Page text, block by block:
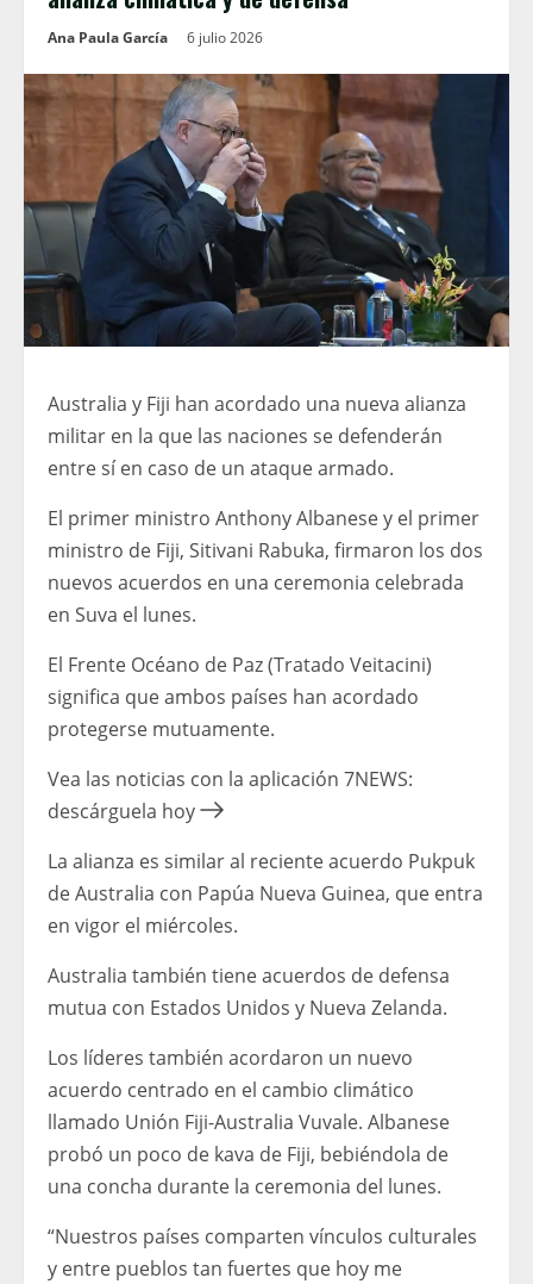
Ana Paula García 6 julio 2026
Australia y Fiji han acordado una nueva alianza
militar en la que las naciones se defenderán
entre sí en caso de un ataque armado.
El primer ministro Anthony Albanese y el primer
ministro de Fiji, Sitivani Rabuka, firmaron los dos
nuevos acuerdos en una ceremonia celebrada
en Suva el lunes.
El Frente Océano de Paz (Tratado Veitacini)
significa que ambos países han acordado
protegerse mutuamente.
Vea las noticias con la aplicación 7NEWS:
descárguela hoy
La alianza es similar al reciente acuerdo Pukpuk
de Australia con Papúa Nueva Guinea, que entra
en vigor el miércoles.
Australia también tiene acuerdos de defensa
mutua con Estados Unidos y Nueva Zelanda.
Los líderes también acordaron un nuevo
acuerdo centrado en el cambio climático
llamado Unión Fiji-Australia Vuvale. Albanese
probó un poco de kava de Fiji, bebiéndola de
una concha durante la ceremonia del lunes.
“Nuestros países comparten vínculos culturales
y entre pueblos tan fuertes que hoy me